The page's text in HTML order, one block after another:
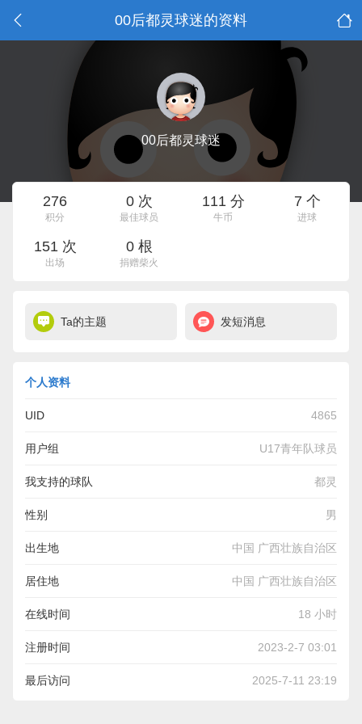
00后都灵球迷的资料
00后都灵球迷
276
积分
0 次
最佳球员
111 分
牛币
7 个
进球
151 次
出场
0 根
捐赠柴火
Ta的主题 发短消息
个人资料
UID 4865
用户组 U17青年队球员
我支持的球队 都灵
性别 男
出生地 中国 广西壮族自治区
居住地 中国 广西壮族自治区
在线时间 18 小时
注册时间 2023-2-7 03:01
最后访问 2025-7-11 23:19